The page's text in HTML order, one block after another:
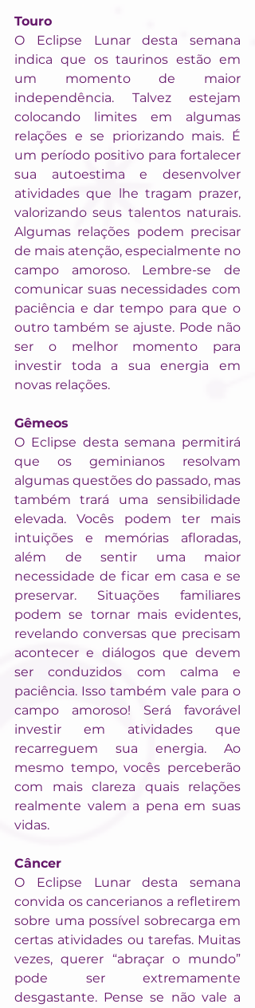
Touro
O Eclipse Lunar desta semana
indica que os taurinos estão em
um momento de maior
independência. Talvez estejam
colocando limites em algumas
relações e se priorizando mais. É
um período positivo para fortalecer
sua autoestima e desenvolver
atividades que lhe tragam prazer,
valorizando seus talentos naturais.
Algumas relações podem precisar
de mais atenção, especialmente no
campo amoroso. Lembre-se de
comunicar suas necessidades com
paciência e dar tempo para que o
outro também se ajuste. Pode não
ser o melhor momento para
investir toda a sua energia em
novas relações.
Gêmeos
O Eclipse desta semana permitirá
que os geminianos resolvam
algumas questões do passado, mas
também trará uma sensibilidade
elevada. Vocês podem ter mais
intuições e memórias afloradas,
além de sentir uma maior
necessidade de ficar em casa e se
preservar. Situações familiares
podem se tornar mais evidentes,
revelando conversas que precisam
acontecer e diálogos que devem
ser conduzidos com calma e
paciência. Isso também vale para o
campo amoroso! Será favorável
investir em atividades que
recarreguem sua energia. Ao
mesmo tempo, vocês perceberão
com mais clareza quais relações
realmente valem a pena em suas
vidas.
Câncer
O Eclipse Lunar desta semana
convida os cancerianos a refletirem
sobre uma possível sobrecarga em
certas atividades ou tarefas. Muitas
vezes, querer “abraçar o mundo”
pode ser extremamente
desgastante. Pense se não vale a